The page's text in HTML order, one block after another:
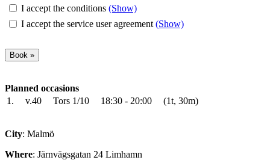
I accept the conditions (Show)
I accept the service user agreement (Show)
Planned occasions
1.
v.40 Tors 1/10 18:30 - 20:00 (1t, 30m)
City: Malmö
Where: Järnvägsgatan 24 Limhamn